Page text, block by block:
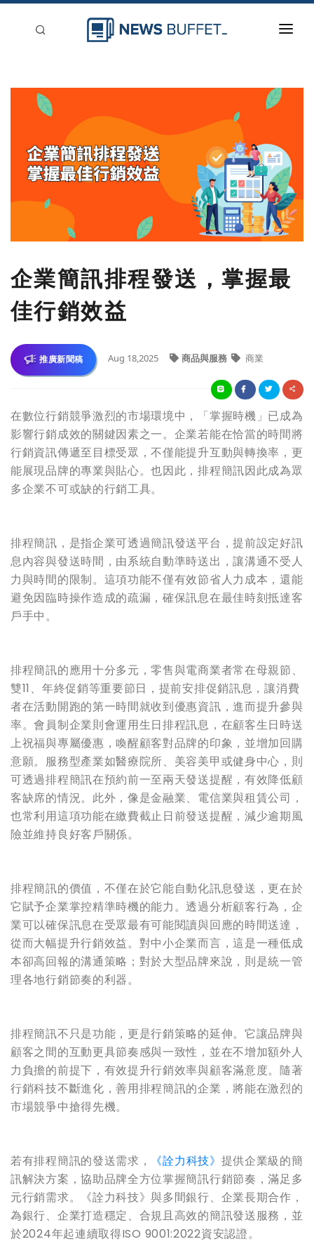
新聞稿分類
刊登
企業簡訊排程發送，掌握最
佳行銷效益
推廣新聞稿 Aug 18,2025 商品與服務 商業
在數位行銷競爭激烈的市場環境中，「掌握時機」已成為
影響行銷成效的關鍵因素之一。企業若能在恰當的時間將
行銷資訊傳遞至目標受眾，不僅能提升互動與轉換率，更
能展現品牌的專業與貼心。也因此，排程簡訊因此成為眾
多企業不可或缺的行銷工具。
排程簡訊，是指企業可透過簡訊發送平台，提前設定好訊
息內容與發送時間，由系統自動準時送出，讓溝通不受人
力與時間的限制。這項功能不僅有效節省人力成本，還能
避免因臨時操作造成的疏漏，確保訊息在最佳時刻抵達客
戶手中。
排程簡訊的應用十分多元，零售與電商業者常在母親節、
雙11、年終促銷等重要節日，提前安排促銷訊息，讓消費
者在活動開跑的第一時間就收到優惠資訊，進而提升參與
率。會員制企業則會運用生日排程訊息，在顧客生日時送
上祝福與專屬優惠，喚醒顧客對品牌的印象，並增加回購
意願。服務型產業如醫療院所、美容美甲或健身中心，則
可透過排程簡訊在預約前一至兩天發送提醒，有效降低顧
客缺席的情況。此外，像是金融業、電信業與租賃公司，
也常利用這項功能在繳費截止日前發送提醒，減少逾期風
險並維持良好客戶關係。
排程簡訊的價值，不僅在於它能自動化訊息發送，更在於
它賦予企業掌控精準時機的能力。透過分析顧客行為，企
業可以確保訊息在受眾最有可能閱讀與回應的時間送達，
從而大幅提升行銷效益。對中小企業而言，這是一種低成
本卻高回報的溝通策略；對於大型品牌來說，則是統一管
理各地行銷節奏的利器。
排程簡訊不只是功能，更是行銷策略的延伸。它讓品牌與
顧客之間的互動更具節奏感與一致性，並在不增加額外人
力負擔的前提下，有效提升行銷效率與顧客滿意度。隨著
行銷科技不斷進化，善用排程簡訊的企業，將能在激烈的
市場競爭中搶得先機。
若有排程簡訊的發送需求， 《詮力科技》 提供企業級的簡
訊解決方案，協助品牌全方位掌握簡訊行銷節奏，滿足多
元行銷需求。《詮力科技》與多間銀行、企業長期合作，
為銀行、企業打造穩定、合規且高效的簡訊發送服務，並
於2024年起連續取得ISO 9001:2022資安認證。